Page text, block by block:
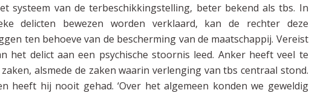
systeem van de terbeschikkingstelling, beter bekend als tbs. In
delicten bewezen worden verklaard, kan de rechter deze
ten behoeve van de bescherming van de maatschappij. Vereist
het delict aan een psychische stoornis leed. Anker heeft veel te
alsmede de zaken waarin verlenging van tbs centraal stond.
heeft hij nooit gehad. ‘Over het algemeen konden we geweldig